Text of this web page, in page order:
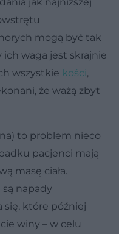
mogą być tak
waga jest skrajnie
wszystkie kości,
że ważą zbyt
to problem nieco
pacjenci mają
masę ciała.
napady
które później
winy – w celu